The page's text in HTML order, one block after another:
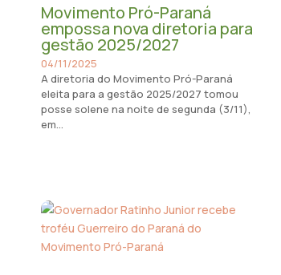
Movimento Pró-Paraná
empossa nova diretoria para
gestão 2025/2027
04/11/2025
A diretoria do Movimento Pró-Paraná
eleita para a gestão 2025/2027 tomou
posse solene na noite de segunda (3/11),
em...